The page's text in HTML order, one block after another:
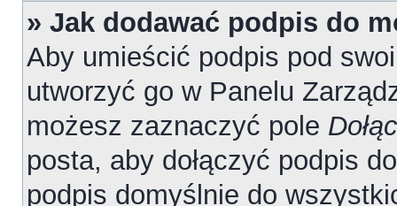
» Jak dodawać podpis do
Aby umieścić podpis pod
utworzyć go w Panelu
możesz zaznaczyć pole
posta, aby dołączyć podpis
podpis domyślnie do